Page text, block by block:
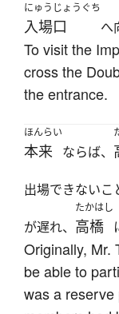
にゅうじょうぐち
入場口 へ
To visit the
cross the
the entrance.
ほんらい
本来 ならば、
出場できないこ
が遅れ、
たかはし
高橋
Originally, Mr.
be able to
was a reserve